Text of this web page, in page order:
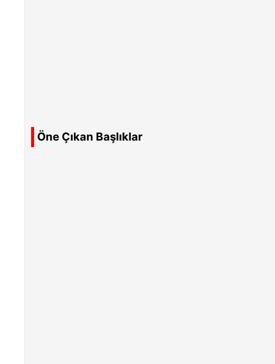
Öne Çıkan Başlıklar